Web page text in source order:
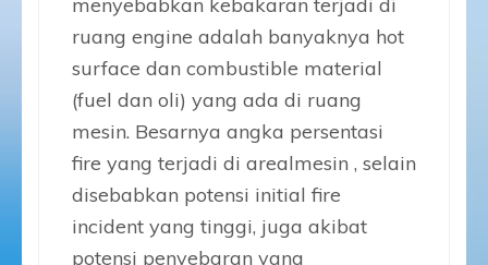
ruang engine adalah banyaknya hot
surface dan combustible material
(fuel dan oli) yang ada di ruang
mesin. Besarnya angka persentasi
fire yang terjadi di arealmesin , selain
disebabkan potensi initial fire
incident yang tinggi, juga akibat
potensi penyebaran yang